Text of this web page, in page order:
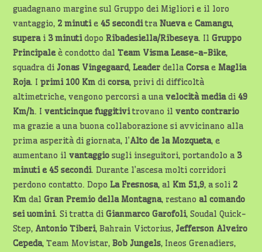
guadagnano margine sul Gruppo dei Migliori e il loro
vantaggio, 2 minutie45 seconditraNuevaeCamangu,
superai 3 minutidopoRibadesiella/Ribeseya. IlGruppo
Principale è condotto dalTeam Visma Lease-a-Bike,
squadra di Jonas Vingegaard,Leader dellaCorsae Maglia
Roja. Iprimi 100 Km dicorsa, privi di difficoltà
altimetriche, vengono percorsi a unavelocità mediadi49
Km/h. Iventicinque fuggitivitrovano ilvento contrario
ma grazie a una buona collaborazione si avvicinano alla
prima asperità di giornata, l’Alto de la Mozqueta, e
aumentano ilvantaggio sugli inseguitori, portandolo a 3
minuti e 45 secondi. Durante l’ascesa molti corridori
perdono contatto. DopoLa Fresnosa, al Km 51,9, a soli 2
KmdalGran Premio della Montagna, restanoal comando
sei uomini. Si tratta diGianmarco Garofoli, Soudal Quick-
Step, Antonio Tiberi, Bahrain Victorius, Jefferson Alveiro
Cepeda, Team Movistar,Bob Jungels, Ineos Grenadiers,